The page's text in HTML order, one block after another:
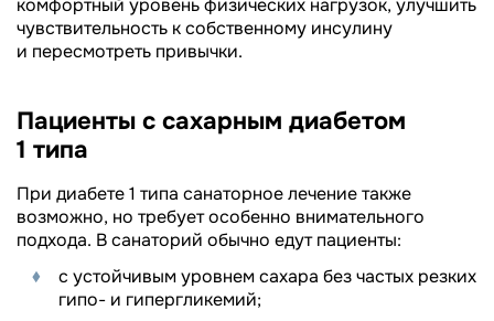
комфортный уровень физических нагрузок, улучшить
чувствительность к собственному инсулину
и пересмотреть привычки.
Пациенты с сахарным диабетом
1 типа
При диабете 1 типа санаторное лечение также
возможно, но требует особенно внимательного
подхода. В санаторий обычно едут пациенты:
с устойчивым уровнем сахара без частых резких
гипо- и гипергликемий;